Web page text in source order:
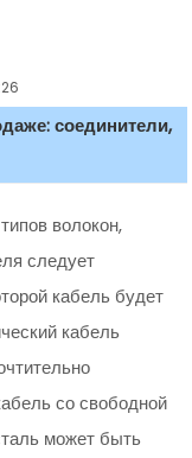
соединители,
волокон,
следует
кабель будет
кабель
со свободной
может быть